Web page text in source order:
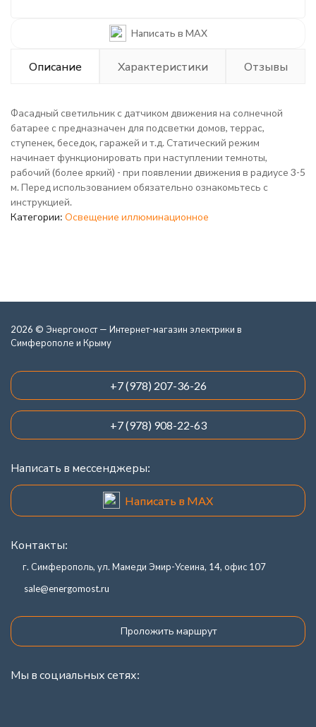
Написать в MAX
Описание Характеристики Отзывы
Фасадный светильник c датчиком движения на солнечной
батарее с предназначен для подсветки домов, террас,
ступенек, беседок, гаражей и т.д. Статический режим
начинает функционировать при наступлении темноты,
рабочий (более яркий) - при появлении движения в радиусе 3-5
м. Перед использованием обязательно ознакомьтесь с
инструкцией.
Категории: Освещение иллюминационное
2026 © Энергомост — Интернет-магазин электрики в
Симферополе и Крыму
+7 (978) 207-36-26
+7 (978) 908-22-63
Написать в мессенджеры:
Написать в MAX
Контакты:
г. Симферополь, ул. Мамеди Эмир-Усеина, 14, офис 107
sale@energomost.ru
Проложить маршрут
Мы в социальных сетях: